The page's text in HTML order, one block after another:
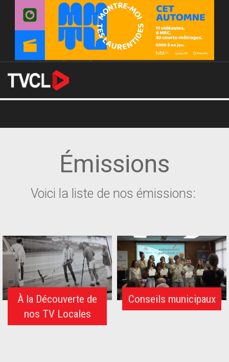
Émissions
Voici la liste de nos émissions:
À la Découverte de
nos TV Locales
Conseils municipaux